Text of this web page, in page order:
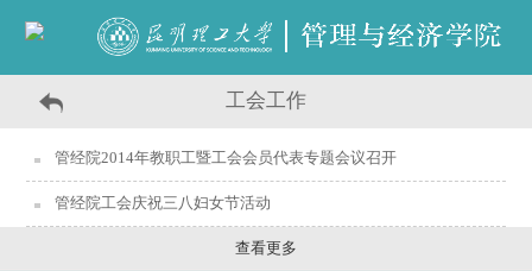
工会工作
管经院2014年教职工暨工会会员代表专题会议召开
管经院工会庆祝三八妇女节活动
查看更多